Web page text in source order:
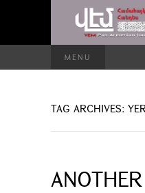
MENU
TAG ARCHIVES: